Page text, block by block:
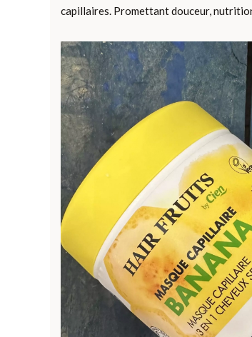
capillaires. Promettant douceur,